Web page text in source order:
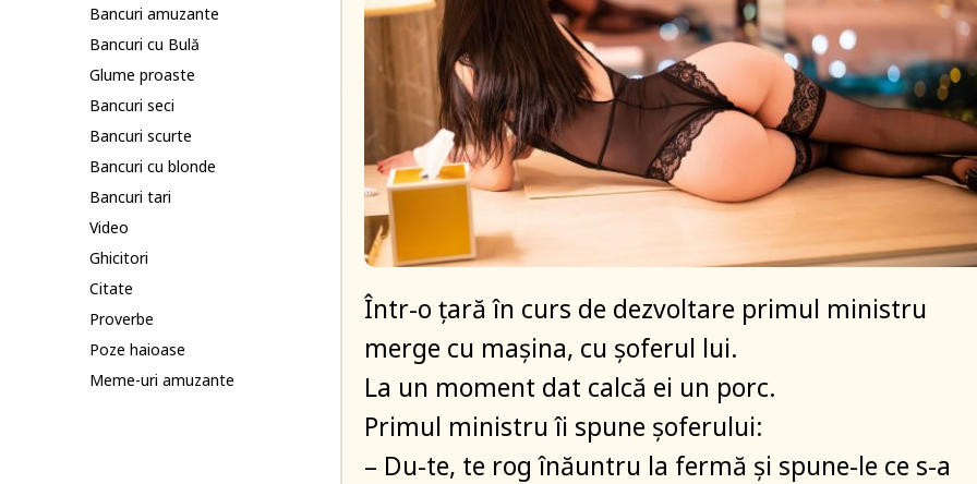
Bancuri amuzante
Bancuri cu Bulă
Glume proaste
Bancuri seci
Bancuri scurte
Bancuri cu blonde
Bancuri tari
Video
Ghicitori
Citate
Proverbe
Poze haioase
Meme-uri amuzante
Într-o țară în curs de dezvoltare primul ministru
merge cu mașina, cu șoferul lui.
La un moment dat calcă ei un porc.
Primul ministru îi spune șoferului:
– Du-te, te rog înăuntru la fermă și spune-le ce s-a